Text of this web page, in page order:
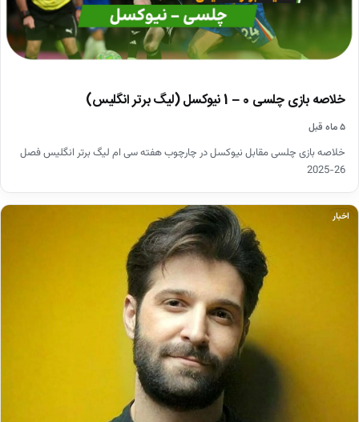
خلاصه بازی چلسی 0 – 1 نیوکسل (لیگ برتر انگلیس)
۵ ماه قبل
خلاصه بازی چلسی مقابل نیوکسل در چارچوب هفته سی ام لیگ برتر انگلیس فصل
26-2025
اخبار